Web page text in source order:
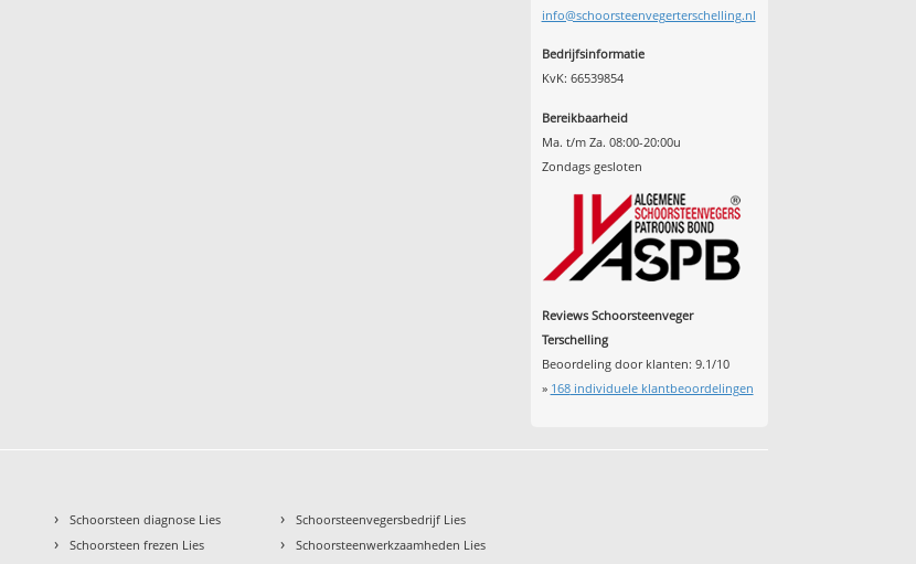
info@schoorsteenvegerterschelling.nl
Bedrijfsinformatie
KvK: 66539854
Bereikbaarheid
Ma. t/m Za. 08:00-20:00u
Zondags gesloten
Reviews Schoorsteenveger
Terschelling
Beoordeling door klanten: 9.1/10
» 168individuele klantbeoordelingen
› Schoorsteen diagnose Lies
› Schoorsteen frezen Lies
› Schoorsteenvegersbedrijf Lies
› Schoorsteenwerkzaamheden Lies